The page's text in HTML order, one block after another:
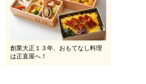
創業大正１３年、おもてなし料理
は正直屋へ！